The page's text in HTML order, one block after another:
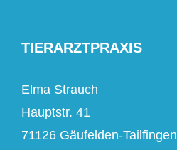
TIERARZTPRAXIS
Elma Strauch
Hauptstr. 41
71126 Gäufelden-Tailfingen